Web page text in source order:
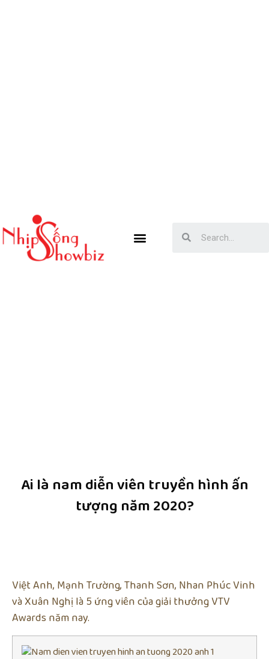
Ai là nam diễn viên truyền hình ấn
tượng năm 2020?
Việt Anh, Mạnh Trường, Thanh Sơn, Nhan Phúc Vinh
và Xuân Nghị là 5 ứng viên của giải thưởng VTV
Awards năm nay.